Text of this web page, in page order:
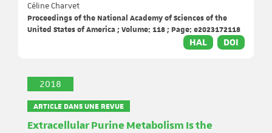
Céline Charvet
Proceedings of the National Academy of Sciences of the
United States of America ; Volume: 118 ; Page: e2023172118
HAL DOI
2018
ARTICLE DANS UNE REVUE
Extracellular Purine Metabolism Is the